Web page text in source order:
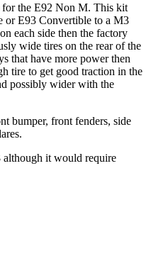
the E92 Non M. This kit
E93 Convertible to a M3
each side then the factory
wide tires on the rear of the
that have more power then
tire to get good traction in the
possibly wider with the
bumper, front fenders, side
it would require